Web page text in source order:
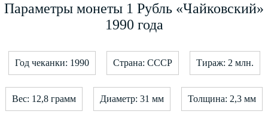
Параметры монеты 1 Рубль «Чайковский»
1990 года
Год чеканки: 1990 Страна: СССР Тираж: 2 млн.
Вес: 12,8 грамм Диаметр: 31 мм Толщина: 2,3 мм